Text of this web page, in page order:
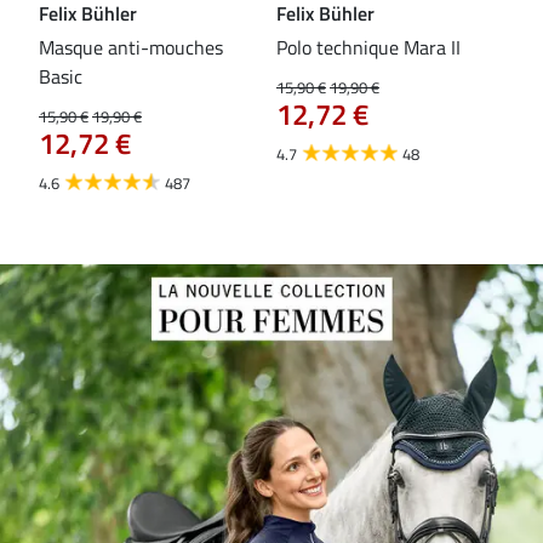
Felix Bühler
Masque anti-mouches
Basic
15,90 €19,90 €
12,72 €
4.6 487
Felix Bühler
Polo technique Mara II
15,90 €19,90 €
12,72 €
4.7 48